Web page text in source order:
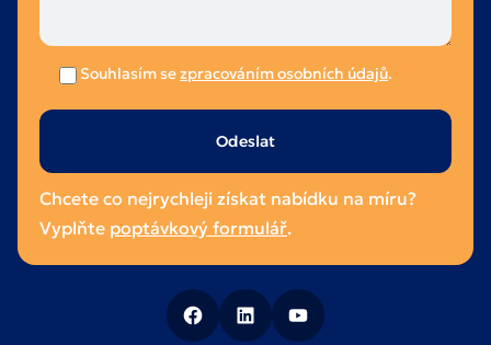
Souhlasím sezpracováním osobních údajů.
Ponechte
prázdné.
Chcete co nejrychleji získat nabídku na míru?
Vyplňte poptávkový formulář.